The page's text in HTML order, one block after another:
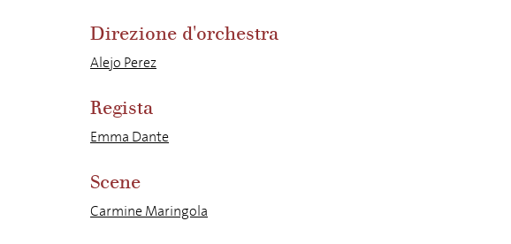
Direzione d'orchestra
Alejo Perez
Regista
Emma Dante
Scene
Carmine Maringola